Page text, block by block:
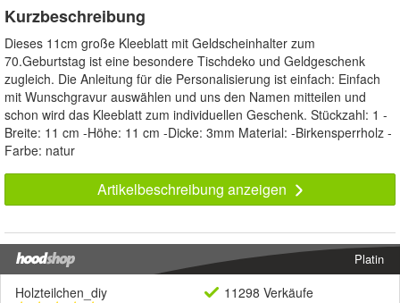
Kurzbeschreibung
Dieses 11cm große Kleeblatt mit Geldscheinhalter zum
70.Geburtstag ist eine besondere Tischdeko und Geldgeschenk
zugleich. Die Anleitung für die Personalisierung ist einfach: Einfach
mit Wunschgravur auswählen und uns den Namen mitteilen und
schon wird das Kleeblatt zum individuellen Geschenk. Stückzahl: 1 -
Breite: 11 cm -Höhe: 11 cm -Dicke: 3mm Material: -Birkensperrholz -
Farbe: natur
Artikelbeschreibung anzeigen
Platin
Holzteilchen_diy
11298 Verkäufe